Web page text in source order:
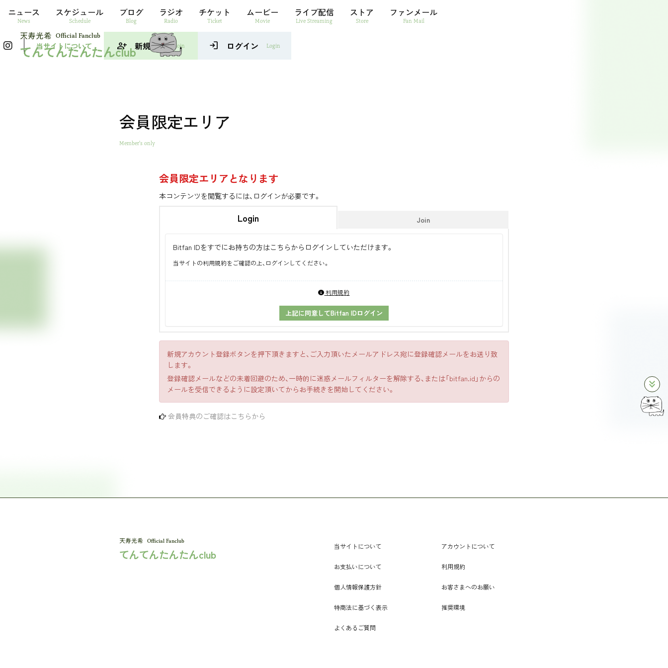
Official Fanclub
てんてんたんたんclub
ニュース
News
スケジュール
Schedule
ブログ
Blog
ラジオ
Radio
チケット
Ticket
ムービー
Movie
ライブ配信
Live Streaming
ストア
Store
ファンメール
Fan Mail
当サイトについて person_add 新規入会 Join login ログイン Login
keyboard_double_arrow_down
会員限定エリア
Member's only
会員限定エリアとなります
本コンテンツを閲覧するには、ログインが必要です。
Login Join
Bitfan IDをすでにお持ちの方はこちらからログインしていただけます。
当サイトの利用規約をご確認の上、ログインしてください。
利用規約
上記に同意してBitfan IDログイン
新規アカウント登録ボタンを押下頂きますと、ご入力頂いたメールアドレス宛に登録確認メールをお送り致
します。
登録確認メールなどの未着回避のため、一時的に迷惑メールフィルターを解除する、または「bitfan.id」からの
メールを受信できるように設定頂いてからお手続きを開始してください。
会員特典のご確認はこちらから
Official Fanclub
てんてんたんたんclub
当サイトについて アカウントについて
お支払いについて 利用規約
個人情報保護方針 お客さまへのお願い
特商法に基づく表示 推奨環境
よくあるご質問